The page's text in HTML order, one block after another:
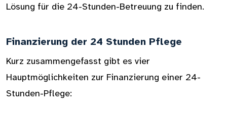
Lösung für die 24-Stunden-Betreuung zu finden.
Finanzierung der 24 Stunden Pflege
Kurz zusammengefasst gibt es vier
Hauptmöglichkeiten zur Finanzierung einer 24-
Stunden-Pflege: